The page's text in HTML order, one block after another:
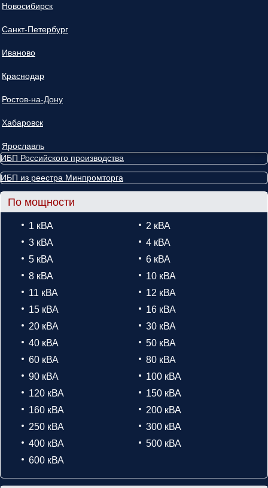
Новосибирск
Санкт-Петербург
Иваново
Краснодар
Ростов-на-Дону
Хабаровск
Ярославль
ИБП Российского производства
ИБП из реестра Минпромторга
По мощности
1 кВА
2 кВА
3 кВА
4 кВА
5 кВА
6 кВА
8 кВА
10 кВА
11 кВА
12 кВА
15 кВА
16 кВА
20 кВА
30 кВА
40 кВА
50 кВА
60 кВА
80 кВА
90 кВА
100 кВА
120 кВА
150 кВА
160 кВА
200 кВА
250 кВА
300 кВА
400 кВА
500 кВА
600 кВА